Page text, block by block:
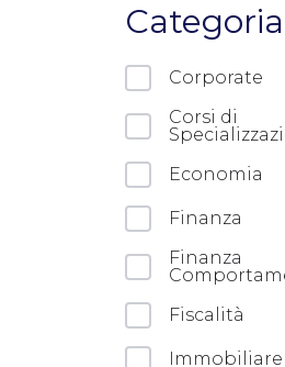
Categoria
Corporate
Corsi di
Economia
Finanza
Finanza
Fiscalità
Immobiliare